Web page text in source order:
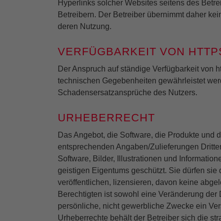
Hyperlinks solcher Websites seitens des
Betreibern. Der Betreiber übernimmt daher
deren Nutzung.
VERFÜGBARKEIT VON
Der Anspruch auf ständige Verfügbarkeit von
technischen Gegebenheiten gewährleistet
Schadensersatzansprüche des Nutzers.
URHEBERRECHT
Das Angebot, die Software, die Produkte
entsprechenden Angaben/Zulieferungen
Software, Bilder, Illustrationen und
geistigen Eigentums geschützt. Sie dürfen
veröffentlichen, lizensieren, davon keine
Berechtigten ist sowohl eine Veränderung
persönliche, nicht gewerbliche Zwecke ein
Urheberrechte behält der Betreiber sich die